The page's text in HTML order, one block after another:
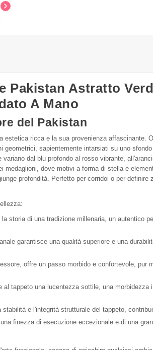
chevron_right
Pakistan Astratto
A Mano
del Pakistan
estetica ricca e la sua provenienza affascinante.
geometrici, sapientemente intarsiati su uno
dal blu profondo al rosso vibrante,
medaglioni, dove motivi a forma di stella e
profondità. Perfetto per corridoi o per
storia di una tradizione millenaria, un autentico
garantisce una qualità superiore e una
offre un passo morbido e confortevole, pur
al tappeto una lucentezza sottile, una
e l'integrità strutturale del tappeto,
finezza di esecuzione eccezionale e di una